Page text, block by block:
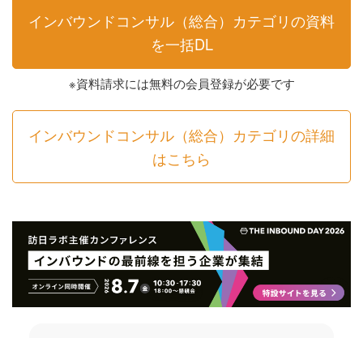
インバウンドコンサル（総合）カテゴリの資料
を一括DL
※資料請求には無料の会員登録が必要です
インバウンドコンサル（総合）カテゴリの詳細
はこちら